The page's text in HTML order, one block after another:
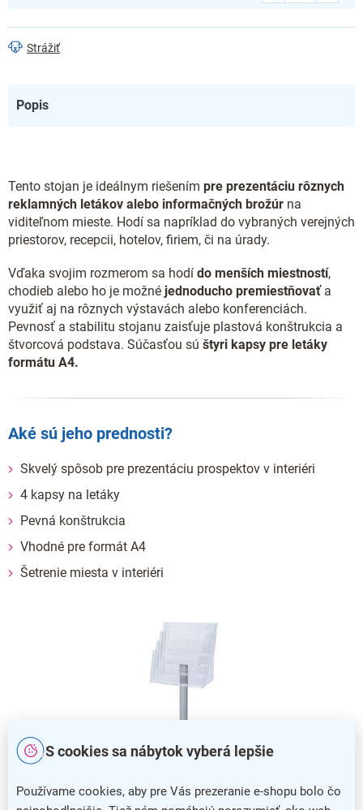
S cookies sa nábytok vyberá lepšie
Používame cookies, aby pre Vás prezeranie e-shopu bolo čo
Strážiť
Popis
Tento stojan je ideálnym riešením pre prezentáciu rôznych
reklamných letákov alebo informačných brožúr na
viditeľnom mieste. Hodí sa napríklad do vybraných verejných
priestorov, recepcii, hotelov, firiem, či na úrady.
Vďaka svojim rozmerom sa hodí do menších miestností,
chodieb alebo ho je možné jednoducho premiestňovať a
využiť aj na rôznych výstavách alebo konferenciách.
Pevnosť a stabilitu stojanu zaisťuje plastová konštrukcia a
štvorcová podstava. Súčasťou sú štyri kapsy pre letáky
formátu A4.
Aké sú jeho prednosti?
Skvelý spôsob pre prezentáciu prospektov v interiéri
4 kapsy na letáky
Pevná konštrukcia
Vhodné pre formát A4
Šetrenie miesta v interiéri